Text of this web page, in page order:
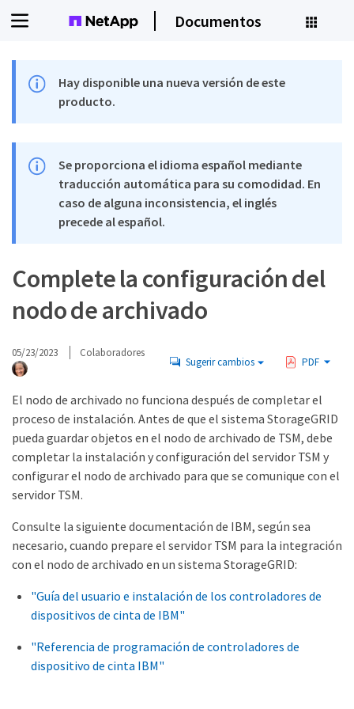
Documentos
Hay disponible una nueva versión de este
producto.
Se proporciona el idioma español mediante
traducción automática para su comodidad. En
caso de alguna inconsistencia, el inglés
precede al español.
Complete la configuración del
nodo de archivado
05/23/2023 Colaboradores
Sugerir cambios PDF
El nodo de archivado no funciona después de completar el
proceso de instalación. Antes de que el sistema StorageGRID
pueda guardar objetos en el nodo de archivado de TSM, debe
completar la instalación y configuración del servidor TSM y
configurar el nodo de archivado para que se comunique con el
servidor TSM.
Consulte la siguiente documentación de IBM, según sea
necesario, cuando prepare el servidor TSM para la integración
con el nodo de archivado en un sistema StorageGRID:
"Guía del usuario e instalación de los controladores de
dispositivos de cinta de IBM"
"Referencia de programación de controladores de
dispositivo de cinta IBM"